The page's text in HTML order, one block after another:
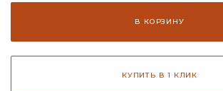
В КОРЗИНУ
КУПИТЬ В 1 КЛИК